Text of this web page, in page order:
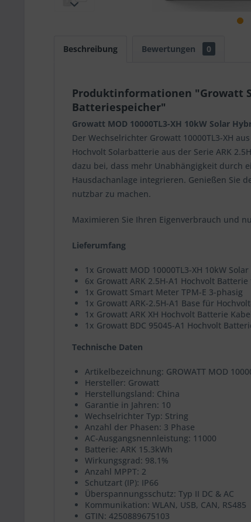
Beschreibung Bewertungen 0
Produktinformationen "Growatt
Batteriespeicher"
Growatt MOD 10000TL3-XH 10kW Solar
Der Wechselrichter Growatt 10000TL3-XH
Hochvolt Solarbatterie aus der Serie ARK
dazu bei, dass mehr Unabhängigkeit durch
Hausdachanlage integrieren. Genießen Sie
nutzbar zu machen.
Maximieren Sie Ihren Eigenverbrauch und
Lieferumfang
1x Growatt MOD 10000TL3-XH 10kW
6x Growatt ARK 2.5H-A1 Hochvolt
1x Growatt Smart Meter TPM-E 3-phasig
1x Growatt ARK-2.5H-A1 Base für
1x Growatt ARK XH Hochvolt Batterie
1x Growatt BDC 95045-A1 Hochvolt
Technische Daten
Artikelbezeichnung: GROWATT MOD
Hersteller: Growatt
Herstellungsland: China
Garantie in Jahren: 10
Wechselrichter Typ: String
Anzahl der Phasen: 3 Phase
AC-Ausgangsnennleistung: 11000
Batterie: ARK 15.3kWh
Wirkungsgrad: 98.1%
Anzahl MPPT: 2
Schutzart (IP): IP66
Überspannungsschutz: Typ II DC & AC
Kommunikation: WLAN, USB, CAN, RS485
GTIN: 4250889675103